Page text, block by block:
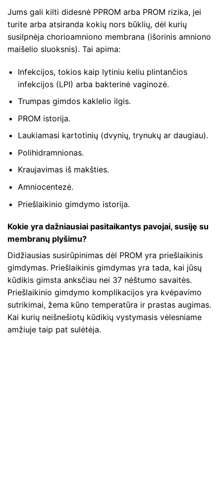
Jums gali kilti didesnė PPROM arba PROM rizika, jei
turite arba atsiranda kokių nors būklių, dėl kurių
susilpnėja chorioamniono membrana (išorinis amniono
maišelio sluoksnis). Tai apima:
Infekcijos, tokios kaip lytiniu keliu plintančios
infekcijos (LPI) arba bakterinė vaginozė.
Trumpas gimdos kaklelio ilgis.
PROM istorija.
Laukiamasi kartotinių (dvynių, trynukų ar daugiau).
Polihidramnionas.
Kraujavimas iš makšties.
Amniocentezė.
Priešlaikinio gimdymo istorija.
Kokie yra dažniausiai pasitaikantys pavojai, susiję su
membranų plyšimu?
Didžiausias susirūpinimas dėl PROM yra priešlaikinis
gimdymas. Priešlaikinis gimdymas yra tada, kai jūsų
kūdikis gimsta anksčiau nei 37 nėštumo savaitės.
Priešlaikinio gimdymo komplikacijos yra kvėpavimo
sutrikimai, žema kūno temperatūra ir prastas augimas.
Kai kurių neišnešiotų kūdikių vystymasis vėlesniame
amžiuje taip pat sulėtėja.